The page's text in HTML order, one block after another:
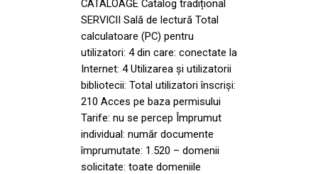
CATALOAGE Catalog tradițional
SERVICII Sală de lectură Total
calculatoare (PC) pentru
utilizatori: 4 din care: conectate la
Internet: 4 Utilizarea și utilizatorii
bibliotecii: Total utilizatori înscriși:
210 Acces pe baza permisului
Tarife: nu se percep Împrumut
individual: număr documente
împrumutate: 1.520 – domenii
solicitate: toate domeniile